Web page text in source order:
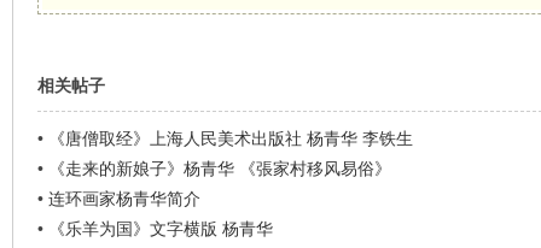
相关帖子
•
《唐僧取经》上海人民美术出版社 杨青华 李铁生
•
《走来的新娘子》杨青华 《張家村移风易俗》
• 连环画家杨青华简介
•
《乐羊为国》文字横版 杨青华